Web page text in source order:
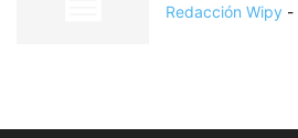
Redacción Wipy -